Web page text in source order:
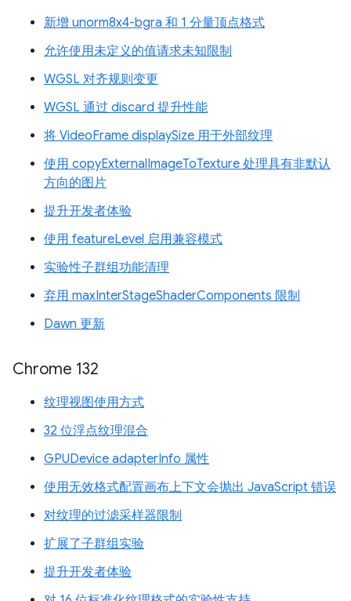
新增 unorm8x4-bgra 和 1 分量顶点格式
允许使用未定义的值请求未知限制
WGSL 对齐规则变更
WGSL 通过 discard 提升性能
将 VideoFrame displaySize 用于外部纹理
使用 copyExternalImageToTexture 处理具有非默认
方向的图片
提升开发者体验
使用 featureLevel 启用兼容模式
实验性子群组功能清理
弃用 maxInterStageShaderComponents 限制
Dawn 更新
Chrome 132
纹理视图使用方式
32 位浮点纹理混合
GPUDevice adapterInfo 属性
使用无效格式配置画布上下文会抛出 JavaScript 错误
对纹理的过滤采样器限制
扩展了子群组实验
提升开发者体验